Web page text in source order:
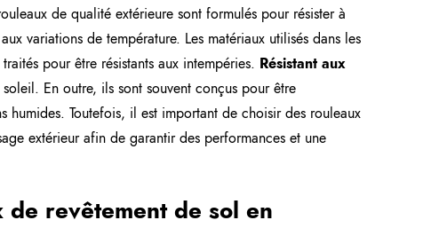
de qualité extérieure sont formulés pour résister à
variations de température. Les matériaux utilisés dans les
pour être résistants aux intempéries. Résistant aux
En outre, ils sont souvent conçus pour être
Toutefois, il est important de choisir des rouleaux
extérieur afin de garantir des performances et une
revêtement de sol en